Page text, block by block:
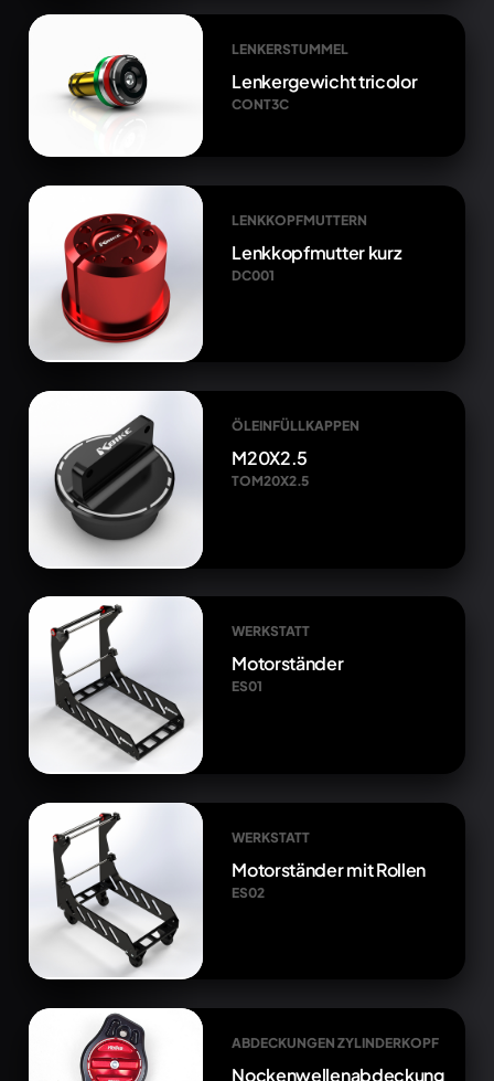
LENKERSTUMMEL
Lenkergewicht tricolor
CONT3C
LENKKOPFMUTTERN
Lenkkopfmutter kurz
DC001
ÖLEINFÜLLKAPPEN
M20X2.5
TOM20X2.5
WERKSTATT
Motorständer
ES01
WERKSTATT
Motorständer mit Rollen
ES02
ABDECKUNGEN ZYLINDERKOPF
Nockenwellenabdeckung